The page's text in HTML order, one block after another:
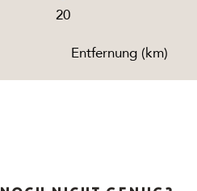
20
Entfernung (km)